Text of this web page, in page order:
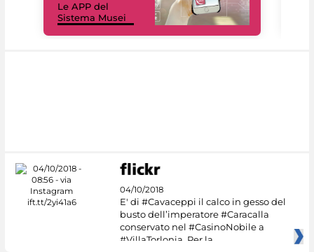
Le APP del
Sistema Musei
04/10/2018
E' di #Cavaceppi il calco in gesso del
busto dell’imperatore #Caracalla
conservato nel #CasinoNobile a
#VillaTorlonia. Per la